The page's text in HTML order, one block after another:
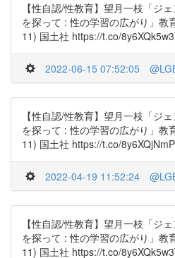
【性自認/性教育】望月一枝「ジ
を探って : 性の学習の広がり」教
11) 国土社 https://t.co/
2022-06-15 07:52:05
【性自認/性教育】望月一枝「ジ
を探って : 性の学習の広がり」教
11) 国土社 https://t.co/
2022-04-19 11:52:24
【性自認/性教育】望月一枝「ジ
を探って : 性の学習の広がり」教
11) 国土社 https://t.co/